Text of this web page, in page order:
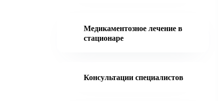
Медикаментозное лечение в
стационаре
Консультации специалистов